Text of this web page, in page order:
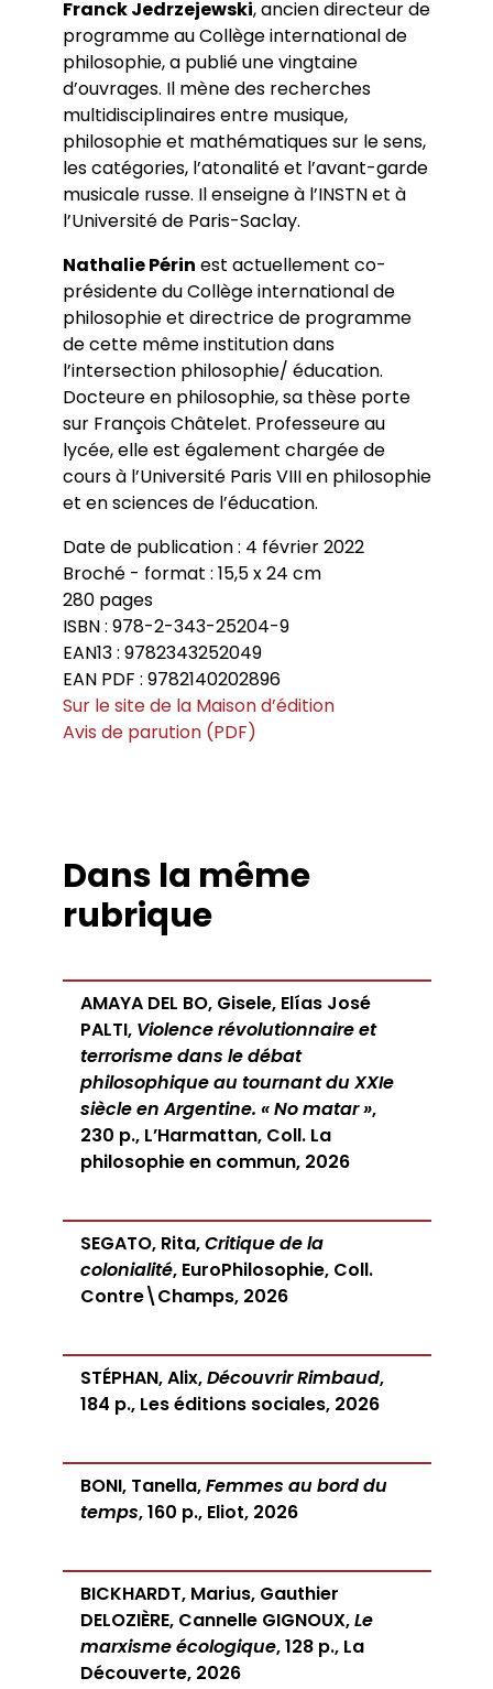
Franck Jedrzejewski, ancien directeur de
programme au Collège international de
philosophie, a publié une vingtaine
d’ouvrages. Il mène des recherches
multidisciplinaires entre musique,
philosophie et mathématiques sur le sens,
les catégories, l’atonalité et l’avant-garde
musicale russe. Il enseigne à l’INSTN et à
l’Université de Paris-Saclay.
Nathalie Périn est actuellement co-
présidente du Collège international de
philosophie et directrice de programme
de cette même institution dans
l’intersection philosophie/ éducation.
Docteure en philosophie, sa thèse porte
sur François Châtelet. Professeure au
lycée, elle est également chargée de
cours à l’Université Paris VIII en philosophie
et en sciences de l’éducation.
Date de publication : 4 février 2022
Broché - format : 15,5 x 24 cm
280 pages
ISBN : 978-2-343-25204-9
EAN13 : 9782343252049
EAN PDF : 9782140202896
Sur le site de la Maison d’édition
Avis de parution (PDF)
Dans la même
rubrique
AMAYA DEL BO, Gisele, Elías José
PALTI, Violence révolutionnaire et
terrorisme dans le débat
philosophique au tournant du XXIe
siècle en Argentine. « No matar »,
230 p., L’Harmattan, Coll. La
philosophie en commun, 2026
SEGATO, Rita,Critique de la
colonialité, EuroPhilosophie, Coll.
Contre\Champs, 2026
STÉPHAN, Alix,Découvrir Rimbaud,
184 p., Les éditions sociales, 2026
BONI, Tanella,Femmes au bord du
temps, 160 p., Eliot, 2026
BICKHARDT, Marius, Gauthier
DELOZIÈRE, Cannelle GIGNOUX,Le
marxisme écologique, 128 p., La
Découverte, 2026